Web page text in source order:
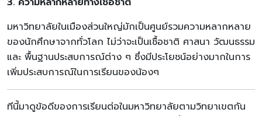
มหาวิทยาลัยในเมืองส่วนใหญ่มักเป็นศูนย์รวมความหลากหลาย
ของนักศึกษาจากทั่วโลก ไม่ว่าจะเป็นเชื้อชาติ ศาสนา วัฒนธรรม
และ พื้นฐานประสบการณ์ต่าง ๆ ซึ่งมีประโยชน์อย่างมากในการ
เพิ่มประสบการณ์ในการเรียนของน้องๆ
ทีนี้มาดูข้อดีของการเรียนต่อในมหาวิทยาลัยตามวิทยาเขตกัน